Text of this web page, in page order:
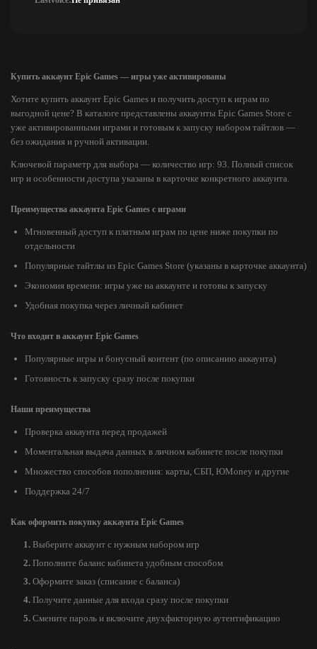
Купить аккаунт Epic Games — игры уже активированы
Хотите купить аккаунт Epic Games и получить доступ к играм по
выгодной цене? В каталоге представлены аккаунты Epic Games Store с
уже активированными играми и готовым к запуску набором тайтлов —
без ожидания и ручной активации.
Ключевой параметр для выбора — количество игр: 93. Полный список
игр и особенности доступа указаны в карточке конкретного аккаунта.
Преимущества аккаунта Epic Games с играми
Мгновенный доступ к платным играм по цене ниже покупки по
отдельности
Популярные тайтлы из Epic Games Store (указаны в карточке аккаунта)
Экономия времени: игры уже на аккаунте и готовы к запуску
Удобная покупка через личный кабинет
Что входит в аккаунт Epic Games
Популярные игры и бонусный контент (по описанию аккаунта)
Готовность к запуску сразу после покупки
Наши преимущества
Проверка аккаунта перед продажей
Моментальная выдача данных в личном кабинете после покупки
Множество способов пополнения: карты, СБП, ЮMoney и другие
Поддержка 24/7
Как оформить покупку аккаунта Epic Games
Выберите аккаунт с нужным набором игр
Пополните баланс кабинета удобным способом
Оформите заказ (списание с баланса)
Получите данные для входа сразу после покупки
Смените пароль и включите двухфакторную аутентификацию